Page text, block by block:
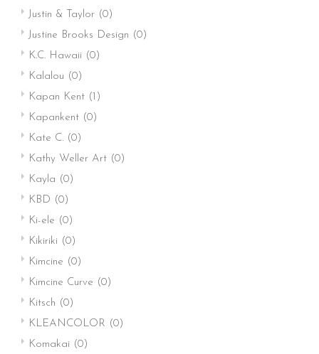
Justin & Taylor (0)
Justine Brooks Design (0)
K.C. Hawaii (0)
Kalalou (0)
Kapan Kent (1)
Kapankent (0)
Kate C. (0)
Kathy Weller Art (0)
Kayla (0)
KBD (0)
Ki-ele (0)
Kikiriki (0)
Kimcine (0)
Kimcine Curve (0)
Kitsch (0)
KLEANCOLOR (0)
Komakai (0)